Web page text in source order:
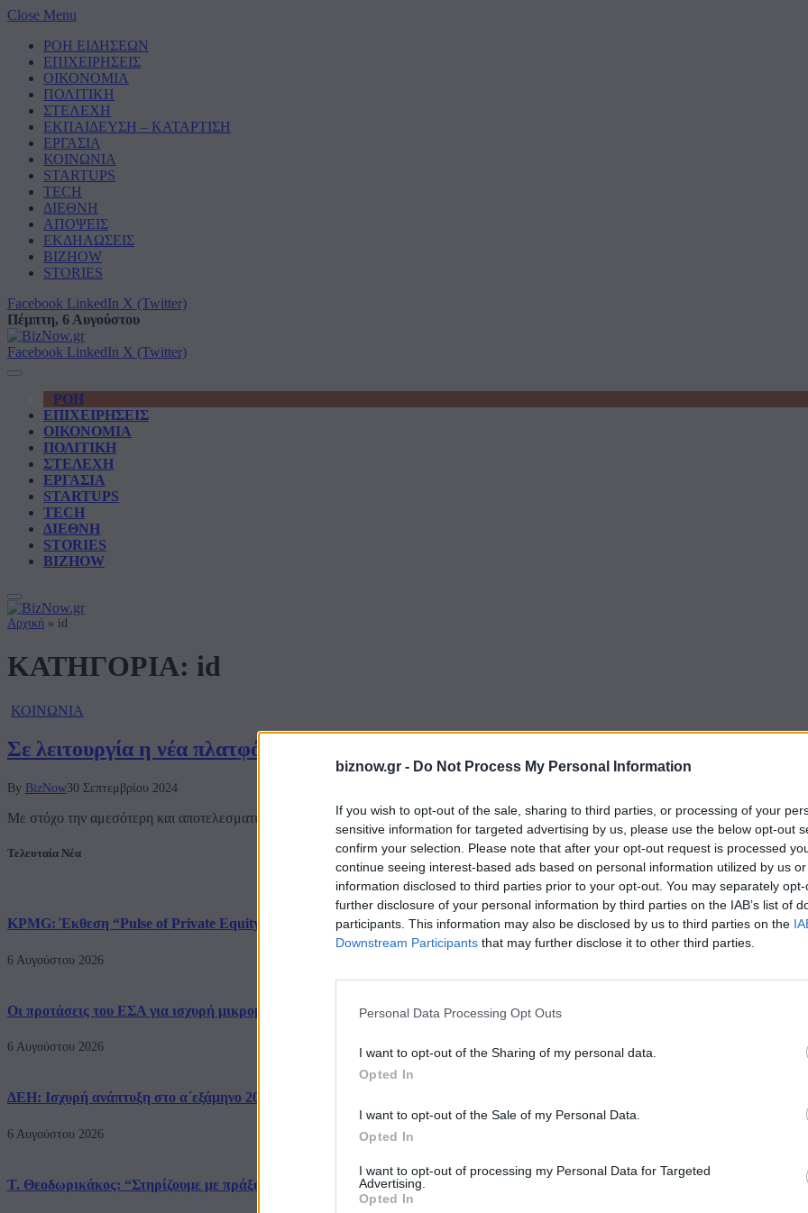
biznow.gr - Do Not Process My Personal Information
If you wish to opt-out of the sale, sharing to third parties, or processing of your
sensitive information for targeted advertising by us, please use the below opt-out
confirm your selection. Please note that after your opt-out request is processed
continue seeing interest-based ads based on personal information utilized by us
information disclosed to third parties prior to your opt-out. You may separately
further disclosure of your personal information by third parties on the IAB’s list of
participants. This information may also be disclosed by us to third parties on the
Downstream Participants that may further disclose it to other third parties.
Personal Data Processing Opt Outs
I want to opt-out of the Sharing of my personal data.
Opted In
I want to opt-out of the Sale of my Personal Data.
Opted In
I want to opt-out of processing my Personal Data for Targeted
Advertising.
Opted In
Close Menu
ΡΟΗ ΕΙΔΗΣΕΩΝ
ΕΠΙΧΕΙΡΗΣΕΙΣ
ΟΙΚΟΝΟΜΙΑ
ΠΟΛΙΤΙΚΗ
ΣΤΕΛΕΧΗ
ΕΚΠΑΙΔΕΥΣΗ – ΚΑΤΑΡΤΙΣΗ
ΕΡΓΑΣΙΑ
ΚΟΙΝΩΝΙΑ
STARTUPS
TECH
ΔΙΕΘΝΗ
ΑΠΟΨΕΙΣ
ΕΚΔΗΛΩΣΕΙΣ
BIZHOW
STORIES
Facebook LinkedIn X (Twitter)
Πέμπτη, 6 Αυγούστου
Facebook LinkedIn X (Twitter)
ΡΟΗ
ΕΠΙΧΕΙΡΗΣΕΙΣ
ΟΙΚΟΝΟΜΙΑ
ΠΟΛΙΤΙΚΗ
ΣΤΕΛΕΧΗ
ΕΡΓΑΣΙΑ
STARTUPS
TECH
ΔΙΕΘΝΗ
STORIES
BIZHOW
Αρχική » id
ΚΑΤΗΓΟΡΙΑ: id
ΚΟΙΝΩΝΙΑ
Σε λειτουργία η νέα πλατφόρμα για τον προγραμματισμό ραντεβού για το νέο τύπο
By BizNow30 Σεπτεμβρίου 2024
Με στόχο την αμεσότερη και αποτελεσματικότερη εξυπηρέτηση των πολιτών ανακοινώνεται πως από σήμερα, Δευτέρα 30 Σεπτεμβρίου
Τελευταία Νέα
KPMG: Έκθεση “Pulse of Private Equity” Q2 2026
6 Αυγούστου 2026
Οι προτάσεις του ΕΣΑ για ισχυρή μικρομεσαία επιχειρηματικότητα στον Υφυπουργό Οικονομικών
6 Αυγούστου 2026
ΔΕΗ: Ισχυρή ανάπτυξη στο α΄εξάμηνο 2026 με προσαρμοσμένο EBITDA στα €1,2 δισ.
6 Αυγούστου 2026
Τ. Θεοδωρικάκος: “Στηρίζουμε με πράξεις την έρευνα και την καινοτομία”